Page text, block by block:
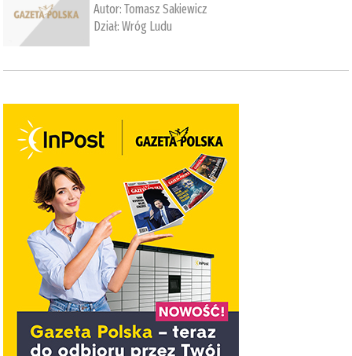
Autor:Tomasz Sakiewicz
Dział:Wróg Ludu